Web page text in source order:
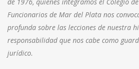
Funcionarios de Mar del Plata nos
profunda sobre las lecciones de nuestra
responsabilidad que nos cabe como
jurídico.